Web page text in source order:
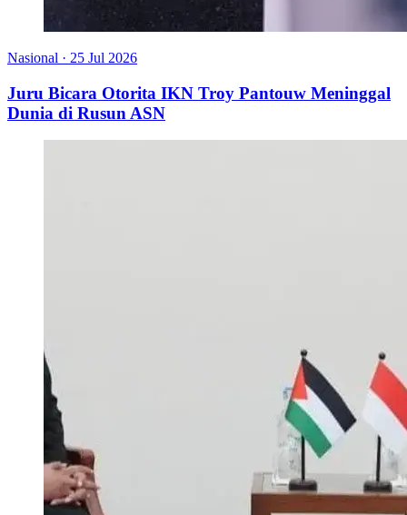
Nasional · 25 Jul 2026
Juru Bicara Otorita IKN Troy Pantouw Meninggal
Dunia di Rusun ASN